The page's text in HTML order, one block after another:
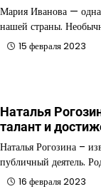
Мария Иванова —
нашей страны.
15 февраля 2023
Наталья
талант и
Наталья Рогозина –
публичный деятель.
16 февраля 2023